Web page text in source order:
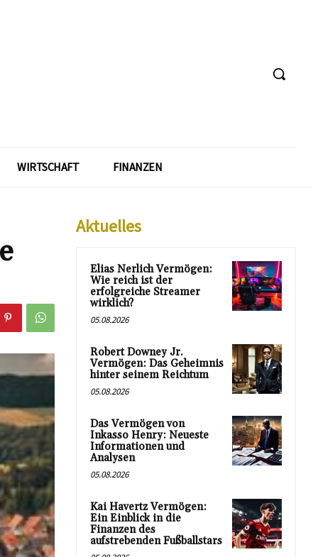
WIRTSCHAFT FINANZEN
Aktuelles
Elias Nerlich Vermögen:
Wie reich ist der
erfolgreiche Streamer
wirklich?
05.08.2026
Robert Downey Jr.
Vermögen: Das Geheimnis
hinter seinem Reichtum
05.08.2026
Das Vermögen von
Inkasso Henry: Neueste
Informationen und
Analysen
05.08.2026
Kai Havertz Vermögen:
Ein Einblick in die
Finanzen des
aufstrebenden Fußballstars